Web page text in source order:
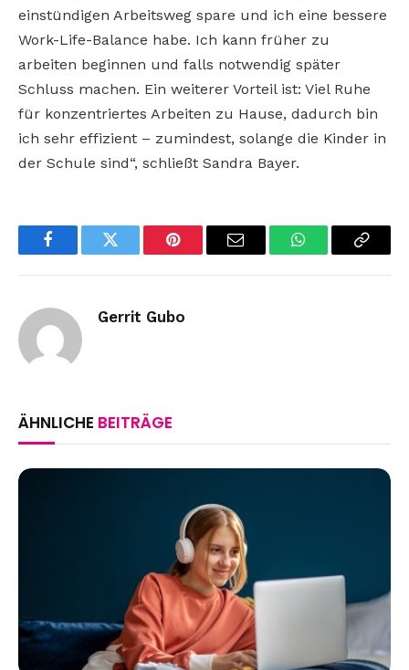
einstündigen Arbeitsweg spare und ich eine bessere
Work-Life-Balance habe. Ich kann früher zu
arbeiten beginnen und falls notwendig später
Schluss machen. Ein weiterer Vorteil ist: Viel Ruhe
für konzentriertes Arbeiten zu Hause, dadurch bin
ich sehr effizient – zumindest, solange die Kinder in
der Schule sind“, schließt Sandra Bayer.
FacebookTwitter Pinterest Email WhatsAppCopy
Gerrit Gubo
ÄHNLICHE BEITRÄGE